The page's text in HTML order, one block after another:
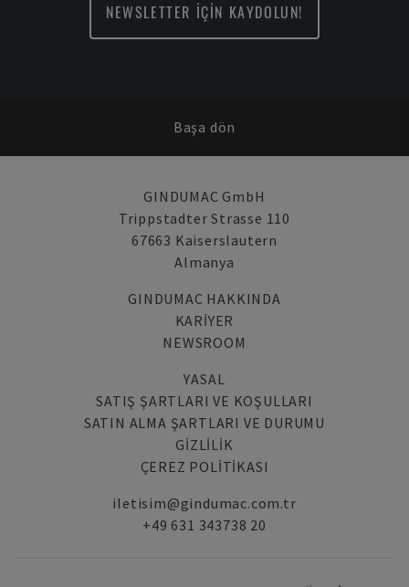
NEWSLETTER İÇİN KAYDOLUN!
Başa dön
GINDUMAC GmbH
Trippstadter Strasse 110
67663 Kaiserslautern
Almanya
GINDUMAC HAKKINDA
KARIYER
NEWSROOM
YASAL
SATIŞ ŞARTLARI VE KOŞULLARI
SATIN ALMA ŞARTLARI VE DURUMU
GİZLİLİK
ÇEREZ POLITIKASI
iletisim@gindumac.com.tr
+49 631 343738 20